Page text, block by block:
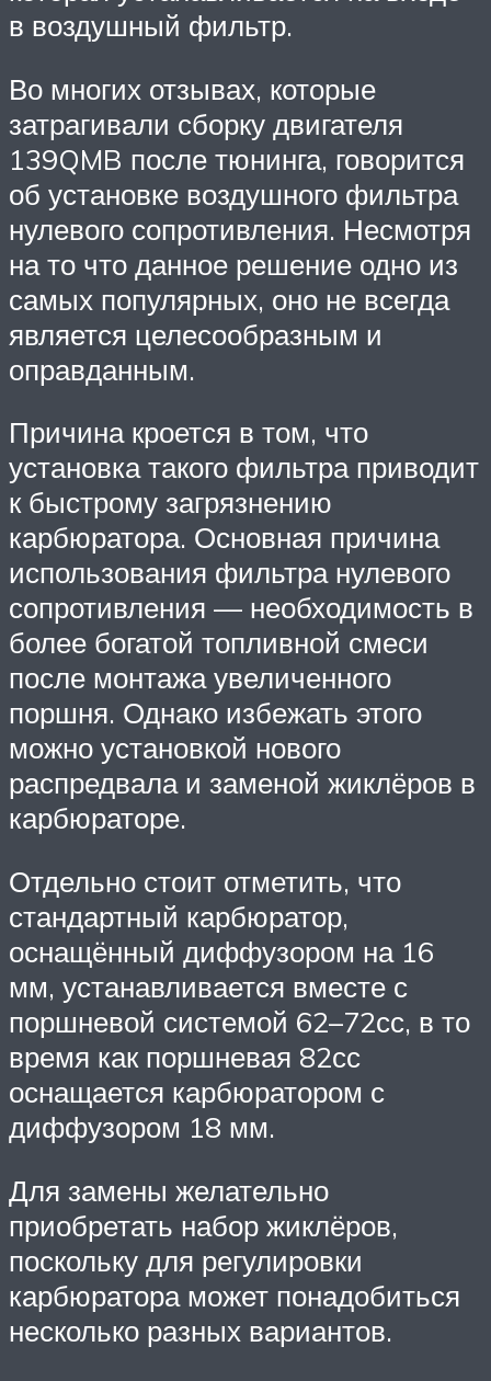
в воздушный фильтр.
Во многих отзывах, которые
затрагивали сборку двигателя
139QMB после тюнинга, говорится
об установке воздушного фильтра
нулевого сопротивления. Несмотря
на то что данное решение одно из
самых популярных, оно не всегда
является целесообразным и
оправданным.
Причина кроется в том, что
установка такого фильтра приводит
к быстрому загрязнению
карбюратора. Основная причина
использования фильтра нулевого
сопротивления — необходимость в
более богатой топливной смеси
после монтажа увеличенного
поршня. Однако избежать этого
можно установкой нового
распредвала и заменой жиклёров в
карбюраторе.
Отдельно стоит отметить, что
стандартный карбюратор,
оснащённый диффузором на 16
мм, устанавливается вместе с
поршневой системой 62–72сс, в то
время как поршневая 82сс
оснащается карбюратором с
диффузором 18 мм.
Для замены желательно
приобретать набор жиклёров,
поскольку для регулировки
карбюратора может понадобиться
несколько разных вариантов.